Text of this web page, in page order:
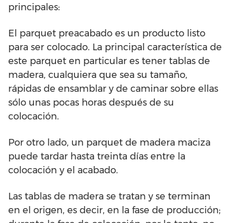
principales:
El parquet preacabado es un producto listo
para ser colocado. La principal característica de
este parquet en particular es tener tablas de
madera, cualquiera que sea su tamaño,
rápidas de ensamblar y de caminar sobre ellas
sólo unas pocas horas después de su
colocación.
Por otro lado, un parquet de madera maciza
puede tardar hasta treinta días entre la
colocación y el acabado.
Las tablas de madera se tratan y se terminan
en el origen, es decir, en la fase de producción;